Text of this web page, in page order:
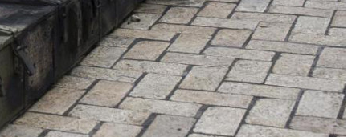
Russell Crowe torna al cinema:
uscita e cast di La vendetta
perfetta – Bear Country